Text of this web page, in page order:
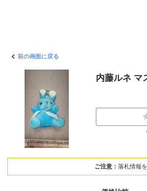
前の画面に戻る
内藤ルネ マ
ご注意： 落札情報